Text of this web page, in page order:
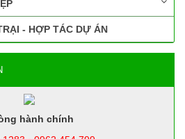
- HỢP TÁC DỰ ÁN
hành chính